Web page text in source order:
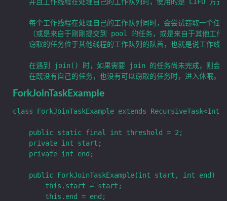
ForkJoinTaskExample
class ForkJoinTaskExample extends
    public static final int threshold = 2;
    private int start;
    private int end;
    public ForkJoinTaskExample(int start, int end) {
        this.start = start;
        this.end = end;